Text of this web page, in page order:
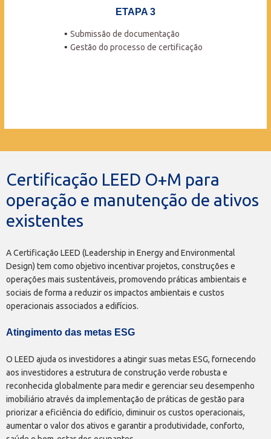
ETAPA 3
Submissão de documentação
Gestão do processo de certificação
Certificação LEED O+M para
operação e manutenção de ativos
existentes
A Certificação LEED (Leadership in Energy and Environmental
Design) tem como objetivo incentivar projetos, construções e
operações mais sustentáveis, promovendo práticas ambientais e
sociais de forma a reduzir os impactos ambientais e custos
operacionais associados a edifícios.
Atingimento das metas ESG
O LEED ajuda os investidores a atingir suas metas ESG, fornecendo
aos investidores a estrutura de construção verde robusta e
reconhecida globalmente para medir e gerenciar seu desempenho
imobiliário através da implementação de práticas de gestão para
priorizar a eficiência do edifício, diminuir os custos operacionais,
aumentar o valor dos ativos e garantir a produtividade, conforto,